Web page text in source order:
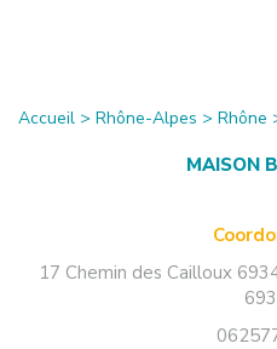
Accueil > Rhône-Alpes > Rhône
MAISON
17 Chemin des Cailloux